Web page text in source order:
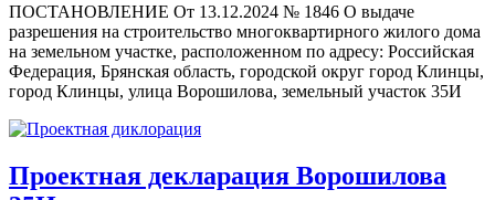
ПОСТАНОВЛЕНИЕ От 13.12.2024 № 1846 О выдаче
разрешения на строительство многоквартирного жилого дома
на земельном участке, расположенном по адресу: Российская
Федерация, Брянская область, городской округ город Клинцы,
город Клинцы, улица Ворошилова, земельный участок 35И
Проектная декларация Ворошилова